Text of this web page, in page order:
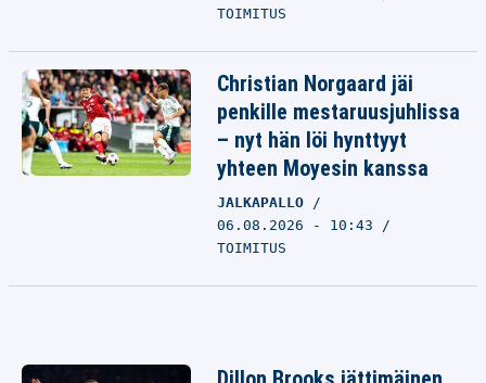
TOIMITUS
Christian Norgaard jäi
penkille mestaruusjuhlissa
– nyt hän löi hynttyyt
yhteen Moyesin kanssa
JALKAPALLO
06.08.2026 - 10:43
TOIMITUS